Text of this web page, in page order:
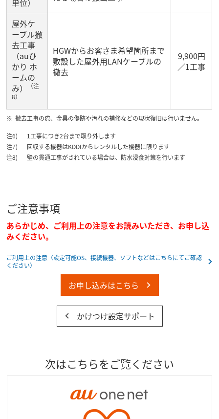
単位）
屋外ケ
ーブル撤
去工事
（auひ
かり ホ
ームの
み）
（注
8）
HGWからお客さま希望箇所まで
敷設した屋外用LANケーブルの
撤去
9,900円
／1工事
撤去工事の際、金具の傷跡や汚れの補修などの現状復旧は行いません。
1工事につき2台まで取り外します
回収する機器はKDDIからレンタルした機器に限ります
壁の貫通工事がされている場合は、防水浸食対策を行います
ご注意事項
あらかじめ、ご利用上の注意をお読みいただき、お申し込
みください。
ご利用上の注意（設定可能OS、接続機器、ソフトなどはこちらにてご確認
ください）
お申し込みはこちら
かけつけ設定サポート
次はこちらをご覧ください